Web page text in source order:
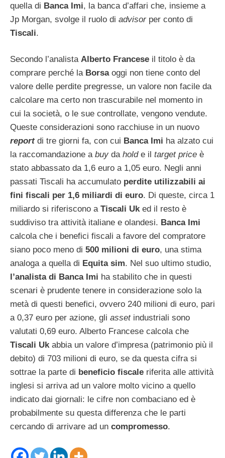
quella di Banca Imi, la banca d’affari che, insieme a
Jp Morgan, svolge il ruolo di advisorper conto di
Tiscali.
Secondo l’analista Alberto Francese il titolo è da
comprare perché la Borsaoggi non tiene conto del
valore delle perdite pregresse, un valore non facile da
calcolare ma certo non trascurabile nel momento in
cui la società, o le sue controllate, vengono vendute.
Queste considerazioni sono racchiuse in un nuovo
reportdi tre giorni fa, con cui Banca Imi ha alzato cui
la raccomandazione a buy daholde il target price è
stato abbassato da 1,6 euro a 1,05 euro. Negli anni
passati Tiscali ha accumulato perdite utilizzabili ai
fini fiscali per 1,6 miliardi di euro. Di queste, circa 1
miliardo si riferiscono a Tiscali Uked il resto è
suddiviso tra attività italiane e olandesi. Banca Imi
calcola che i benefici fiscali a favore del compratore
siano poco meno di 500 milioni di euro, una stima
analoga a quella di Equita sim. Nel suo ultimo studio,
l’analista di Banca Imi ha stabilito che in questi
scenari è prudente tenere in considerazione solo la
metà di questi benefici, ovvero 240 milioni di euro, pari
a 0,37 euro per azione, gli assetindustriali sono
valutati 0,69 euro. Alberto Francese calcola che
Tiscali Ukabbia un valore d’impresa (patrimonio più il
debito) di 703 milioni di euro, se da questa cifra si
sottrae la parte di beneficio fiscale riferita alle attività
inglesi si arriva ad un valore molto vicino a quello
indicato dai giornali: le cifre non combaciano ed è
probabilmente su questa differenza che le parti
cercando di arrivare ad un compromesso.